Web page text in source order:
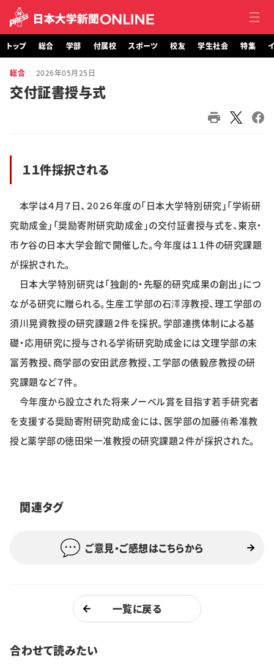
トップ
付属校
スポーツ
校友
学生社会
特集・企画
イベント
購読 日大文芸賞
学生記者募集 お問い合わせ
トップ 総合 学部 付属校 スポーツ 校友 学生社会 特集
総合 2026年05月25日
交付証書授与式
１１件採択される
本学は４月７日、２0２６年度の「日本大学特別研究」「学術研
究助成金」「奨励寄附研究助成金」の交付証書授与式を、東京・
市ケ谷の日本大学会館で開催した。今年度は１１件の研究課題
が採択された。
日本大学特別研究は「独創的・先駆的研究成果の創出」につ
ながる研究に贈られる。生産工学部の石澤淳教授、理工学部の
須川晃資教授の研究課題２件を採択。学部連携体制による基
礎・応用研究に授与される学術研究助成金には文理学部の末
冨芳教授、商学部の安田武彦教授、工学部の俵毅彦教授の研
究課題など７件。
今年度から設立された将来ノーベル賞を目指す若手研究者
を支援する奨励寄附研究助成金には、医学部の加藤侑希准教
授と薬学部の徳田栄一准教授の研究課題２件が採択された。
関連タグ
ご意見・ご感想はこちらから
一覧に戻る
合わせて読みたい